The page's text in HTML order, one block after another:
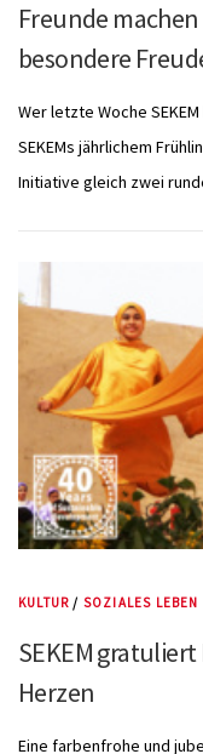
Freunde
besondere
Wer letzte Woche
SEKEMs jährlichem
Initiative gleich zwei
KULTUR / SOZIALES LEBEN
SEKEM
Herzen
Eine farbenfrohe und